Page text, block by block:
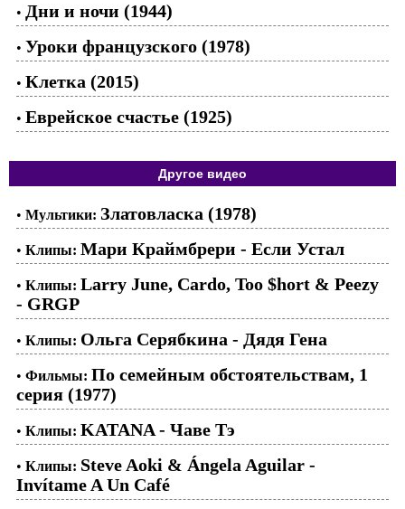
• Дни и ночи (1944)
• Уроки французского (1978)
• Клетка (2015)
• Еврейское счастье (1925)
Другое видео
• Мультики: Златовласка (1978)
• Клипы: Мари Краймбрери - Если Устал
• Клипы: Larry June, Cardo, Too $hort & Peezy
- GRGP
• Клипы: Ольга Серябкина - Дядя Гена
• Фильмы: По семейным обстоятельствам, 1
серия (1977)
• Клипы: KATANA - Чаве Тэ
• Клипы: Steve Aoki & Ángela Aguilar -
Invítame A Un Café